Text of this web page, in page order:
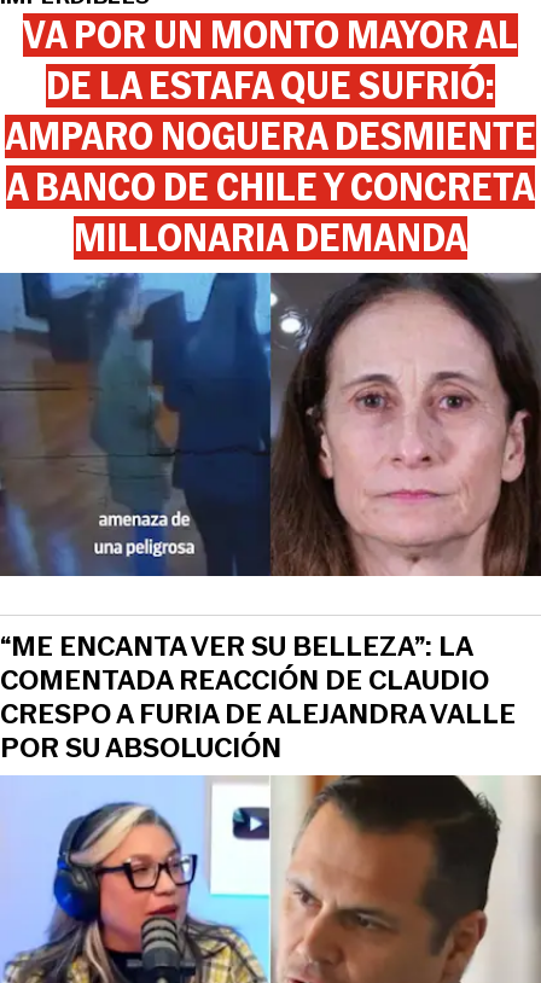
VA POR UN MONTO MAYOR AL
DE LA ESTAFA QUE SUFRIÓ:
AMPARO NOGUERA DESMIENTE
A BANCO DE CHILE Y CONCRETA
MILLONARIA DEMANDA
“ME ENCANTA VER SU BELLEZA”: LA
COMENTADA REACCIÓN DE CLAUDIO
CRESPO A FURIA DE ALEJANDRA VALLE
POR SU ABSOLUCIÓN